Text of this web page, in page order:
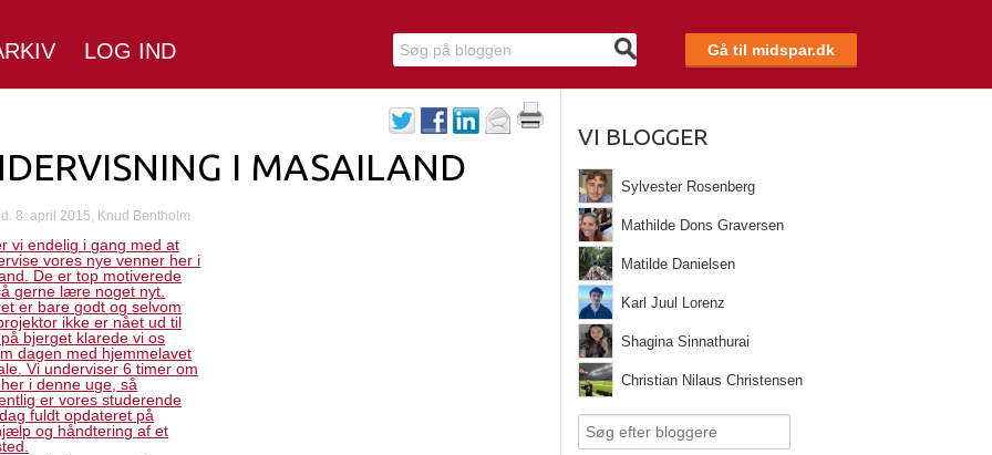
LOG IND Gå til midspar.dk
I MASAILAND
8. april 2015, Knud Bentholm
VI BLOGGER
Sylvester Rosenberg
Mathilde Dons Graversen
Matilde Danielsen
Karl Juul Lorenz
Shagina Sinnathurai
Christian Nilaus Christensen